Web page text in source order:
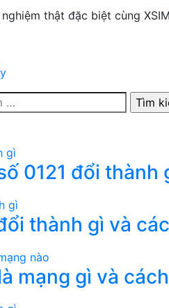
thật đặc biệt cùng
0121 đổi
thành gì và
mạng gì và